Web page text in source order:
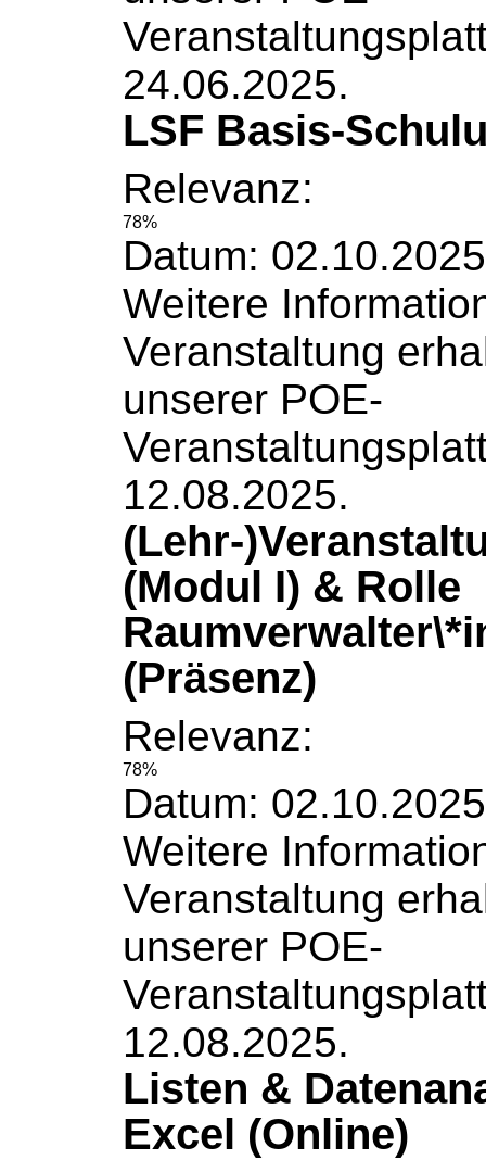
24.06.2025.
LSF Basis-
Relevanz:
78%
Datum:
Weitere
Veranstaltung
unserer POE-
12.08.2025.
(Lehr-
(Modul I) & Rolle
(Präsenz)
Relevanz:
78%
Datum:
Weitere
Veranstaltung
unserer POE-
12.08.2025.
Listen &
Excel (Online)